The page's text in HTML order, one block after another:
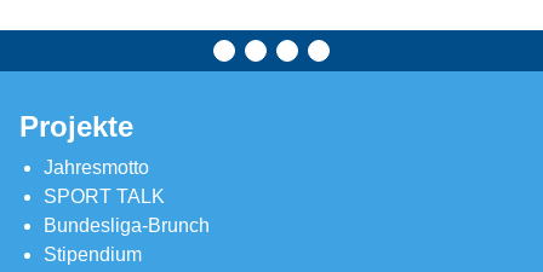
Projekte
Jahresmotto
SPORT TALK
Bundesliga-Brunch
Stipendium